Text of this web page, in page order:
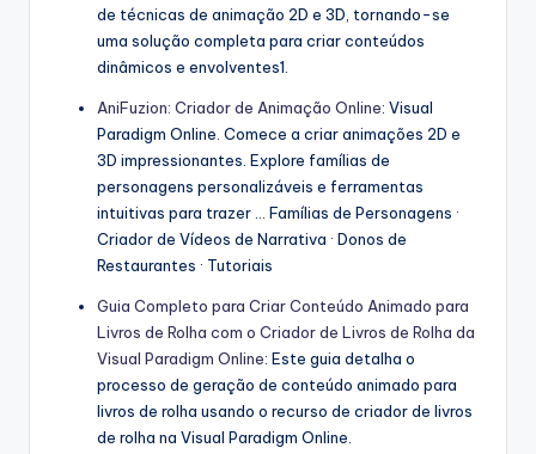
de técnicas de animação 2D e 3D, tornando-se
uma solução completa para criar conteúdos
dinâmicos e envolventes1.
AniFuzion: Criador de Animação Online: Visual
Paradigm Online. Comece a criar animações 2D e
3D impressionantes. Explore famílias de
personagens personalizáveis e ferramentas
intuitivas para trazer … Famílias de Personagens ·
Criador de Vídeos de Narrativa · Donos de
Restaurantes · Tutoriais
Guia Completo para Criar Conteúdo Animado para
Livros de Rolha com o Criador de Livros de Rolha da
Visual Paradigm Online: Este guia detalha o
processo de geração de conteúdo animado para
livros de rolha usando o recurso de criador de livros
de rolha na Visual Paradigm Online.